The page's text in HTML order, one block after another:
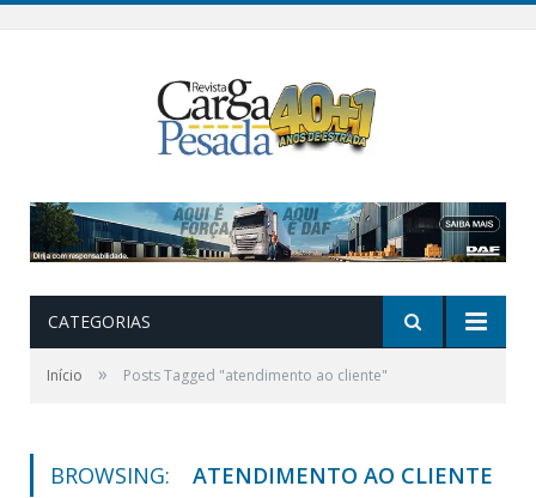
CATEGORIAS
Início » Posts Tagged "atendimento ao cliente"
BROWSING: ATENDIMENTO AO CLIENTE